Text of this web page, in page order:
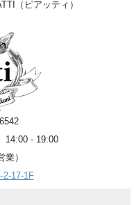
（ピアッティ）
14:00 - 19:00
）
2-17-1F